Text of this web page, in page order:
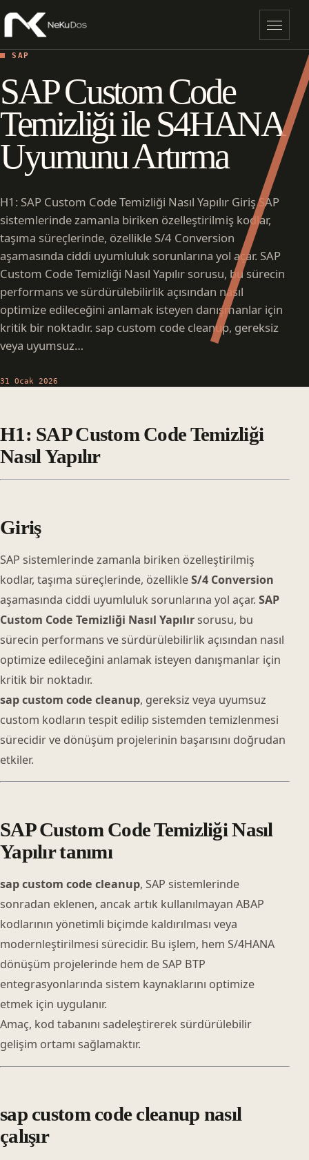
Menü
SAP
SAP Custom Code
Temizliği ile S4HANA
Uyumunu Artırma
H1: SAP Custom Code Temizliği Nasıl Yapılır Giriş SAP
sistemlerinde zamanla biriken özelleştirilmiş kodlar,
taşıma süreçlerinde, özellikle S/4 Conversion
aşamasında ciddi uyumluluk sorunlarına yol açar. SAP
Custom Code Temizliği Nasıl Yapılır sorusu, bu sürecin
performans ve sürdürülebilirlik açısından nasıl
optimize edileceğini anlamak isteyen danışmanlar için
kritik bir noktadır. sap custom code cleanup, gereksiz
veya uyumsuz…
31 Ocak 2026
H1: SAP Custom Code Temizliği
Nasıl Yapılır
Giriş
SAP sistemlerinde zamanla biriken özelleştirilmiş
kodlar, taşıma süreçlerinde, özellikleS/4 Conversion
aşamasında ciddi uyumluluk sorunlarına yol açar. SAP
Custom Code Temizliği Nasıl Yapılır sorusu, bu
sürecin performans ve sürdürülebilirlik açısından nasıl
optimize edileceğini anlamak isteyen danışmanlar için
kritik bir noktadır.
sap custom code cleanup, gereksiz veya uyumsuz
custom kodların tespit edilip sistemden temizlenmesi
sürecidir ve dönüşüm projelerinin başarısını doğrudan
etkiler.
SAP Custom Code Temizliği Nasıl
Yapılır tanımı
sap custom code cleanup, SAP sistemlerinde
sonradan eklenen, ancak artık kullanılmayan ABAP
kodlarının yönetimli biçimde kaldırılması veya
modernleştirilmesi sürecidir. Bu işlem, hem S/4HANA
dönüşüm projelerinde hem de SAP BTP
entegrasyonlarında sistem kaynaklarını optimize
etmek için uygulanır.
Amaç, kod tabanını sadeleştirerek sürdürülebilir
gelişim ortamı sağlamaktır.
sap custom code cleanup nasıl
çalışır